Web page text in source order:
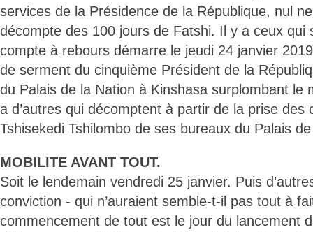
services de la Présidence de la République, nul
décompte des 100 jours de Fatshi. Il y a ceux qui
compte à rebours démarre le jeudi 24 janvier
de serment du cinquième Président de la
du Palais de la Nation à Kinshasa surplombant le
a d’autres qui décomptent à partir de la prise des
Tshisekedi Tshilombo de ses bureaux du Palais
MOBILITE AVANT TOUT.
Soit le lendemain vendredi 25 janvier. Puis
conviction - qui n’auraient semble-t-il pas tout à
commencement de tout est le jour du lancement